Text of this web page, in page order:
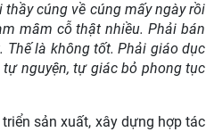
cúng về cúng mấy ngày rồi
mâm cỗ thật nhiều. Phải bán
là không tốt. Phải giáo dục
nguyện, tự giác bỏ phong tục
sản xuất, xây dựng hợp tác